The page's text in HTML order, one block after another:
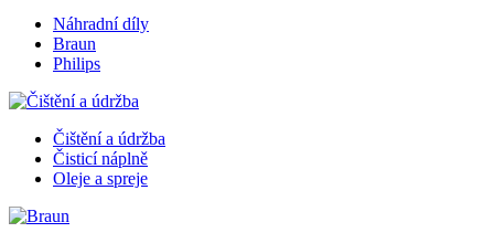
Náhradní díly
Braun
Philips
Čištění a údržba
Čisticí náplně
Oleje a spreje